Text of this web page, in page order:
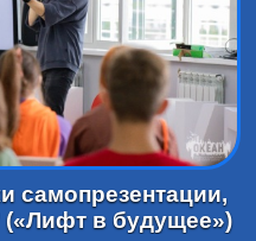
самопрезентации,
(«Лифт в будущее»)